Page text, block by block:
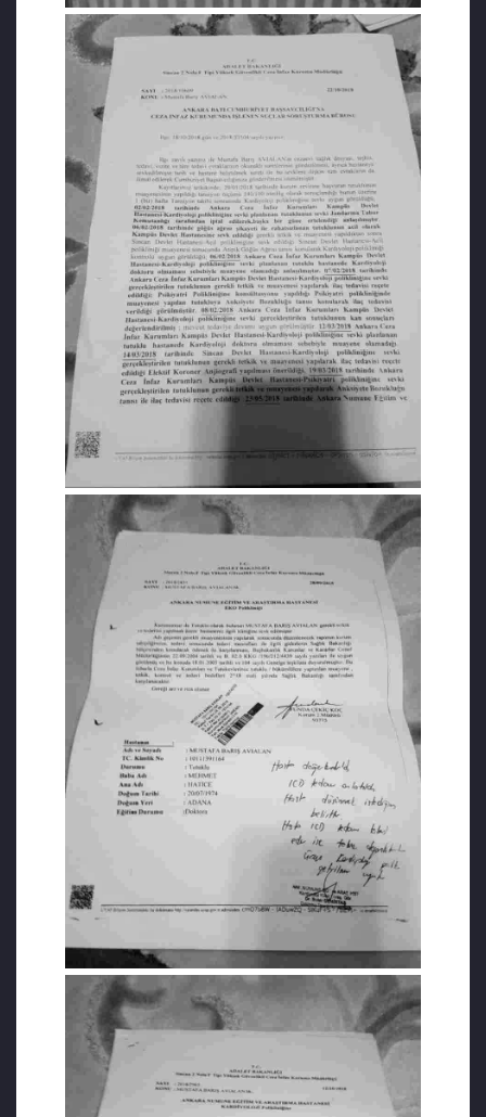
tasfiye 16 Temmuz sabahı planlı şekilde
uygulanmış ve vatansever subaylar ordudan
ihraç edilmiştir.
Avıalan’ın cenazesi, ailesi tarafından teslim
alınarak Adana’da bulunan Adana Kabasakal
Mezarlığı’na defnedildi. Evli ve çocuk babası
olan Avıalan’ın ailesi, tutukluluk sürecinde ve
hastalığının ilerlediği dönemde sesini
duyurmak için büyük çaba sarf etmiştir.
Kendilerine gönderdiği son faks mesajında
onlarla vedalaşmış ve durumunun
kötülüğünü paylaşmıştır. Dönemin insan
hakları raporlarında ve basında, aile
üyelerinin (özellikle eşinin) Avıalan’ın
cezaevindeki zorlu tedavi sürecinde 3 kablolu
kalp pili takılması gibi tıbbi talepler için
maddi-manevi büyük mücadeleler verdiği
ancak bu taleplerin cezaevi yönetimi
tarafından reddedildiği aktarılmıştır.
https://boldmedya.com/2020/10/15/ailesine-
faksla-oluyorum-yazarak-vedalasan-hasta-
tutuklu-kurmay-albay-mustafa-avialan-
hayatini-kaybetti/
Cezaevinde hayatını kaybeden ihraç